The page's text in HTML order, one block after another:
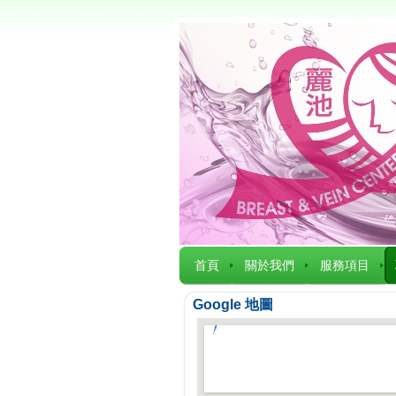
首頁 關於我們 服務項目
Google 地圖